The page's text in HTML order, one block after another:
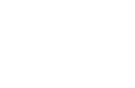
À THANN :
BELGIQUE ET